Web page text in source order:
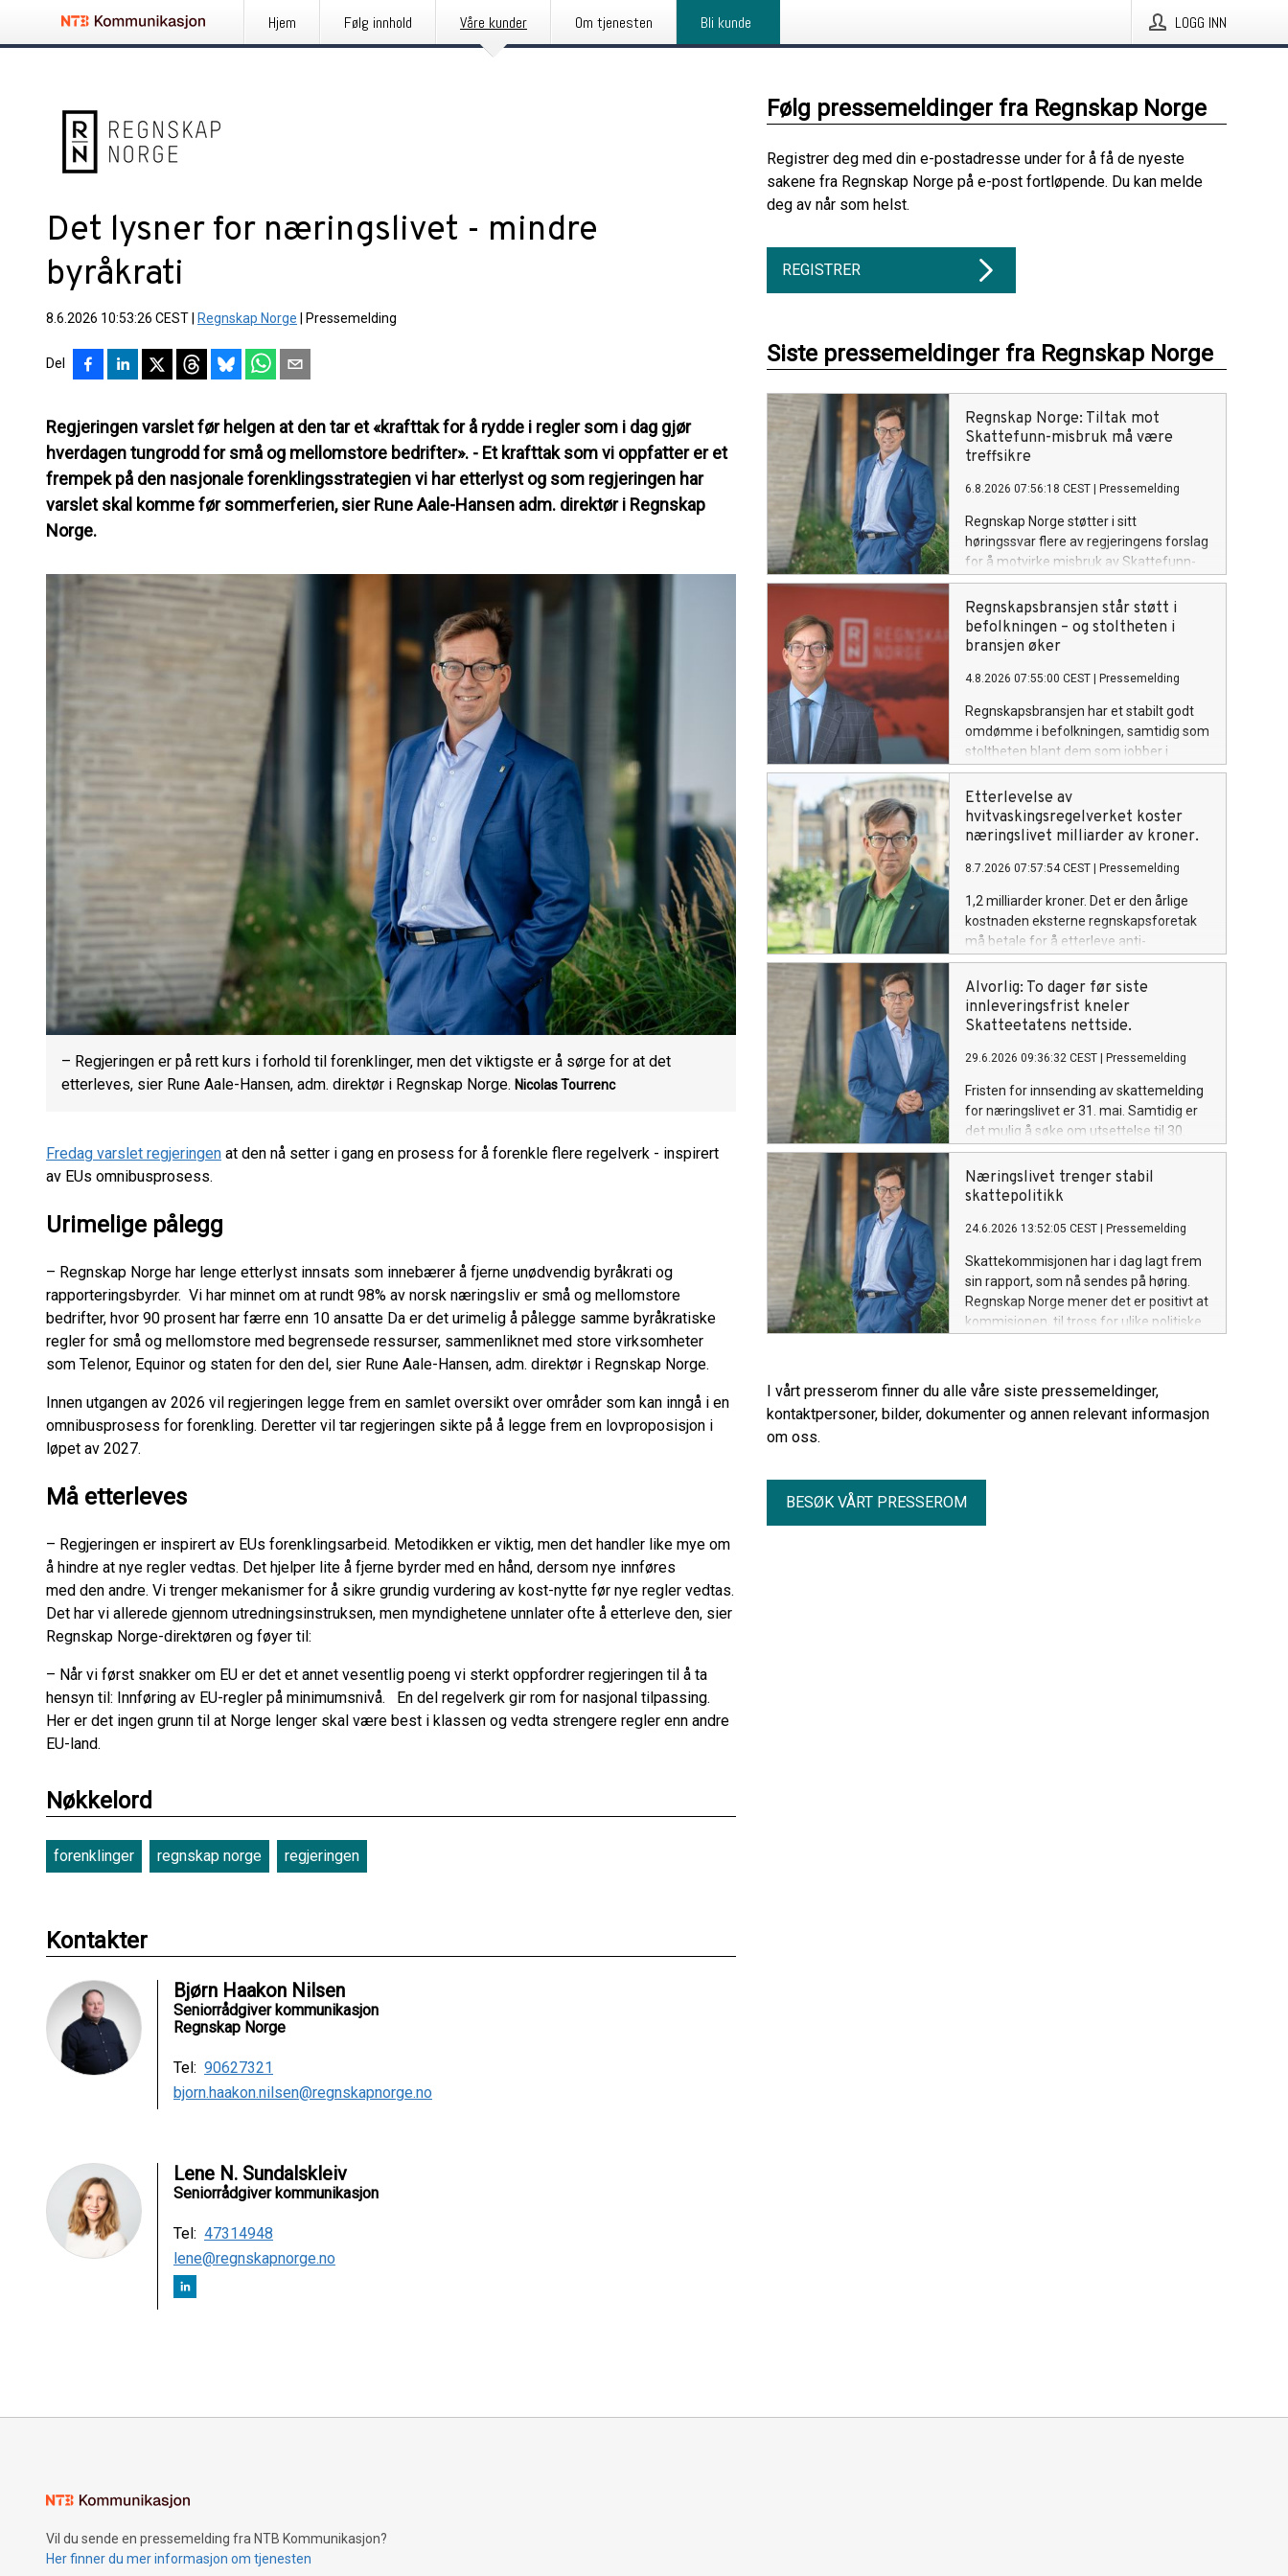
Hjem Følg innhold Våre kunder Om tjenesten Bli kunde LOGG INN
Det lysner for næringslivet - mindre
byråkrati
8.6.2026 10:53:26 CEST Regnskap Norge Pressemelding
Del
Regjeringen varslet før helgen at den tar et «krafttak for å rydde i regler som i dag gjør
hverdagen tungrodd for små og mellomstore bedrifter». - Et krafttak som vi oppfatter er et
frempek på den nasjonale forenklingsstrategien vi har etterlyst og som regjeringen har
varslet skal komme før sommerferien, sier Rune Aale-Hansen adm. direktør i Regnskap
Norge.
– Regjeringen er på rett kurs i forhold til forenklinger, men det viktigste er å sørge for at det
etterleves, sier Rune Aale-Hansen, adm. direktør i Regnskap Norge. Nicolas Tourrenc
Fredag varslet regjeringen at den nå setter i gang en prosess for å forenkle flere regelverk - inspirert
av EUs omnibusprosess.
Urimelige pålegg
– Regnskap Norge har lenge etterlyst innsats som innebærer å fjerne unødvendig byråkrati og
rapporteringsbyrder. Vi har minnet om at rundt 98% av norsk næringsliv er små og mellomstore
bedrifter, hvor 90 prosent har færre enn 10 ansatte Da er det urimelig å pålegge samme byråkratiske
regler for små og mellomstore med begrensede ressurser, sammenliknet med store virksomheter
som Telenor, Equinor og staten for den del, sier Rune Aale-Hansen, adm. direktør i Regnskap Norge.
Innen utgangen av 2026 vil regjeringen legge frem en samlet oversikt over områder som kan inngå i en
omnibusprosess for forenkling. Deretter vil tar regjeringen sikte på å legge frem en lovproposisjon i
løpet av 2027.
Må etterleves
– Regjeringen er inspirert av EUs forenklingsarbeid. Metodikken er viktig, men det handler like mye om
å hindre at nye regler vedtas. Det hjelper lite å fjerne byrder med en hånd, dersom nye innføres
med den andre. Vi trenger mekanismer for å sikre grundig vurdering av kost-nytte før nye regler vedtas.
Det har vi allerede gjennom utredningsinstruksen, men myndighetene unnlater ofte å etterleve den, sier
Regnskap Norge-direktøren og føyer til:
– Når vi først snakker om EU er det et annet vesentlig poeng vi sterkt oppfordrer regjeringen til å ta
hensyn til: Innføring av EU-regler på minimumsnivå. En del regelverk gir rom for nasjonal tilpassing.
Her er det ingen grunn til at Norge lenger skal være best i klassen og vedta strengere regler enn andre
EU-land.
Nøkkelord
forenklinger regnskap norge regjeringen
Kontakter
Bjørn Haakon Nilsen
Seniorrådgiver kommunikasjon
Regnskap Norge
Tel: 90627321
bjorn.haakon.nilsen@regnskapnorge.no
Lene N. Sundalskleiv
Seniorrådgiver kommunikasjon
Tel: 47314948
lene@regnskapnorge.no
Følg pressemeldinger fra Regnskap Norge
Registrer deg med din e-postadresse under for å få de nyeste
sakene fra Regnskap Norge på e-post fortløpende. Du kan melde
deg av når som helst.
REGISTRER
Siste pressemeldinger fra Regnskap Norge
Regnskap Norge: Tiltak mot
Skattefunn-misbruk må være
treffsikre
6.8.2026 07:56:18 CEST Pressemelding
Regnskap Norge støtter i sitt
høringssvar flere av regjeringens forslag
for å motvirke misbruk av Skattefunn-
ordningen, men advarer mot tiltak som
kan gjøre ordningen unødvendig
krevende for seriøse virksomheter.
Regnskapsbransjen står støtt i
befolkningen – og stoltheten i
bransjen øker
4.8.2026 07:55:00 CEST Pressemelding
Regnskapsbransjen har et stabilt godt
omdømme i befolkningen, samtidig som
stoltheten blant dem som jobber i
bransjen øker. Det viser en ny
undersøkelse gjennomført av Apeland
på vegne av Regnskap Norge.
Etterlevelse av
hvitvaskingsregelverket koster
næringslivet milliarder av kroner.
8.7.2026 07:57:54 CEST Pressemelding
1,2 milliarder kroner. Det er den årlige
kostnaden eksterne regnskapsforetak
må betale for å etterleve anti-
hvitvaskingsregelverket. Det anslår en
fersk masteravhandling. Omfanget av
regelverket er blitt så krevende at det er
på overtid å se på forenklingsmuligheter,
administrerende direktør i Regnskap
Norge.
Alvorlig: To dager før siste
innleveringsfrist kneler
Skatteetatens nettside.
29.6.2026 09:36:32 CEST Pressemelding
Fristen for innsending av skattemelding
for næringslivet er 31. mai. Samtidig er
det mulig å søke om utsettelse til 30.
juni. Problemet nå er imidlertid at
Skatteetatens nettside er nede med en
rekke tjenester ute av drift – knapt to
ugreit. Den siste tiden har vært krevende
omlegging fra Altinn 2 til Altinn 3. Nå
kommer dette på toppen og skaper
ytterligere usikkerhet og heft rett før
siste frist, sier Rune Aale-Hansen, adm.
Næringslivet trenger stabil
skattepolitikk
24.6.2026 13:52:05 CEST Pressemelding
Skattekommisjonen har i dag lagt frem
sin rapport, som nå sendes på høring.
Regnskap Norge mener det er positivt at
kommisjonen, til tross for ulike politiske
bragd i seg selv. Næringslivet trenger
stabile og forutsigbare
rammebetingelser som står seg over tid
Norge.
I vårt presserom finner du alle våre siste pressemeldinger,
kontaktpersoner, bilder, dokumenter og annen relevant informasjon
om oss.
BESØK VÅRT PRESSEROM
Vil du sende en pressemelding fra NTB Kommunikasjon?
Her finner du mer informasjon om tjenesten